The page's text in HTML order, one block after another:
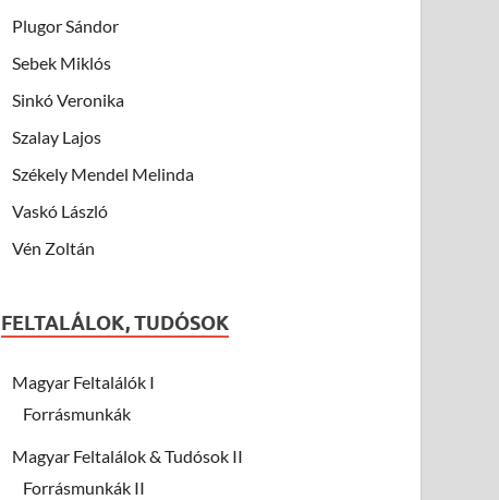
Plugor Sándor
Sebek Miklós
Sinkó Veronika
Szalay Lajos
Székely Mendel Melinda
Vaskó László
Vén Zoltán
FELTALÁLOK, TUDÓSOK
Magyar Feltalálók I
Forrásmunkák
Magyar Feltalálok & Tudósok II
Forrásmunkák II